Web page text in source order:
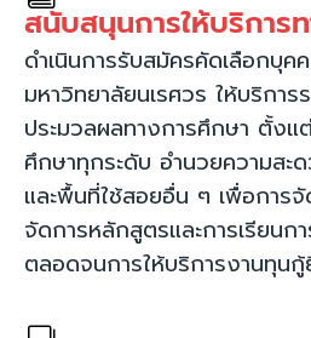
สนับสนุนการให้บริการ
ดำเนินการรับสมัครคัดเลือกบุค
มหาวิทยาลัยนเรศวร ให้บริการ
ประมวลผลทางการศึกษา ตั้งแต่
ศึกษาทุกระดับ อำนวยความสะ
และพื้นที่ใช้สอยอื่น ๆ เพื่อการจั
จัดการหลักสูตรและการเรียนก
ตลอดจนการให้บริการงานทุน